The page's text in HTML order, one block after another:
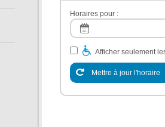
Horaires pour :
Afficher seulement
Mettre à jour l'horaire